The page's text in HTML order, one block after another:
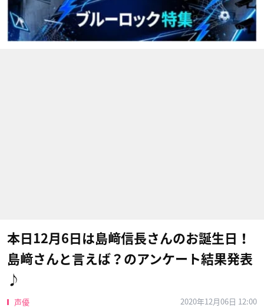
本日12月6日は島﨑信長さんのお誕生日！
島﨑さんと言えば？のアンケート結果発表
♪
声優
2020年12月06日 12:00